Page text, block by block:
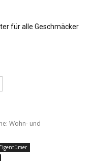
für alle Geschmäcker